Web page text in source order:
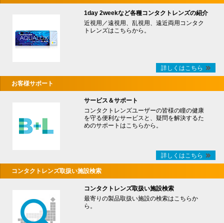
1day 2weekなど各種コンタクトレンズの紹介
近視用／遠視用、乱視用、遠近両用コンタク
トレンズはこちらから。
詳しくはこちら
お客様サポート
サービス＆サポート
コンタクトレンズユーザーの皆様の瞳の健康
を守る便利なサービスと、疑問を解決するた
めのサポートはこちらから。
詳しくはこちら
コンタクトレンズ取扱い施設検索
コンタクトレンズ取扱い施設検索
最寄りの製品取扱い施設の検索はこちらか
ら。